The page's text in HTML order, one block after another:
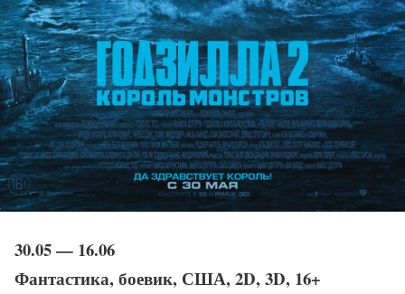
30.05 — 16.06
Фантастика, боевик, США, 2D, 3D, 16+